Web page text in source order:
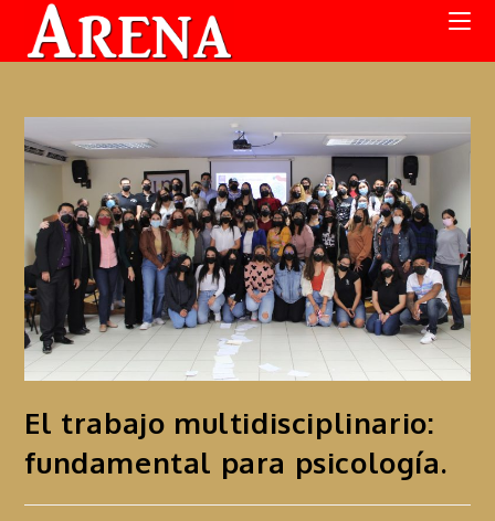
El trabajo multidisciplinario:
fundamental para psicología.